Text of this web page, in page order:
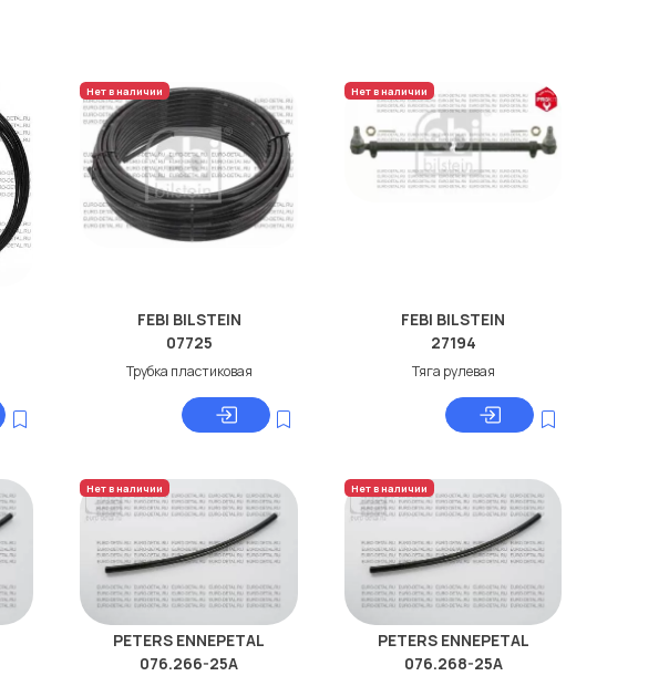
Нет в наличии
FEBI BILSTEIN
07725
Трубкa пластиковaя
Нет в наличии
FEBI BILSTEIN
27194
Тяга рулевая
Нет в наличии
PETERS ENNEPETAL
076.266-25A
Нет в наличии
PETERS ENNEPETAL
076.268-25A